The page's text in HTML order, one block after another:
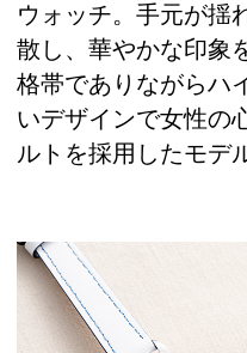
ウォッチ。手元が揺
散し、華やかな印象
格帯でありながらハ
いデザインで女性の
ルトを採用したモデ